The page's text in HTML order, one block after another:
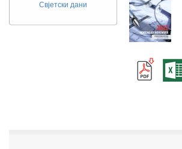
Свјетски дани